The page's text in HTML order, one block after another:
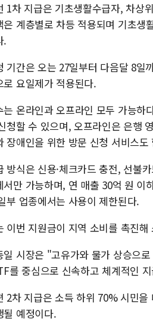
1차 지급은 기초생활수급자, 차상
은 계층별로 차등 적용되며 기초생
.
기간은 오는 27일부터 다음달 8일
로 요일제가 적용된다.
는 온라인과 오프라인 모두 가능
청할 수 있으며, 오프라인은 은행
장애인을 위한 방문 신청 서비스도
방식은 신용·체크카드 충전, 선불
서만 가능하며, 연 매출 30억 원 이
부 업종에서는 사용이 제한된다.
이번 지원금이 지역 소비를 촉진
일 시장은 "고유가와 물가 상승으
를 중심으로 신속하고 체계적인
2차 지급은 소득 하위 70% 시민
될 예정이다.